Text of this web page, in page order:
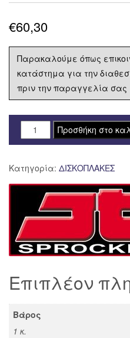
€60,30
Παρακαλούμε όπως
κατάστημα για την
πριν την παραγγελία σας
JTD1115SC01
JT
ΟΠΙΣΘ
HONDA
250
/
450
'02-
ποσότητα
Προσθήκη στο
Κατηγορία: ΔΙΣΚΟΠΛΑΚΕΣ
Επιπλέον
Βάρος
1 κ.